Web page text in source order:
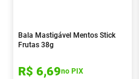
Bala Mastigável Mentos Stick
Frutas 38g
R$ 6,69no PIX